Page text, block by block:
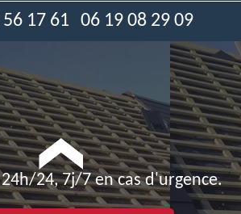
17 61 06 19 08 29 09
24, 7j/7 en cas d'urgence.